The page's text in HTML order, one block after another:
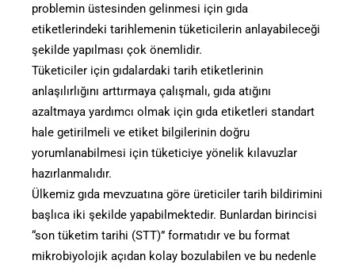
problemin üstesinden gelinmesi için gıda
etiketlerindeki tarihlemenin tüketicilerin anlayabileceği
şekilde yapılması çok önemlidir.
Tüketiciler için gıdalardaki tarih etiketlerinin
anlaşılırlığını arttırmaya çalışmalı, gıda atığını
azaltmaya yardımcı olmak için gıda etiketleri standart
hale getirilmeli ve etiket bilgilerinin doğru
yorumlanabilmesi için tüketiciye yönelik kılavuzlar
hazırlanmalıdır.
Ülkemiz gıda mevzuatına göre üreticiler tarih bildirimini
başlıca iki şekilde yapabilmektedir. Bunlardan birincisi
“son tüketim tarihi (STT)” formatıdır ve bu format
mikrobiyolojik açıdan kolay bozulabilen ve bu nedenle